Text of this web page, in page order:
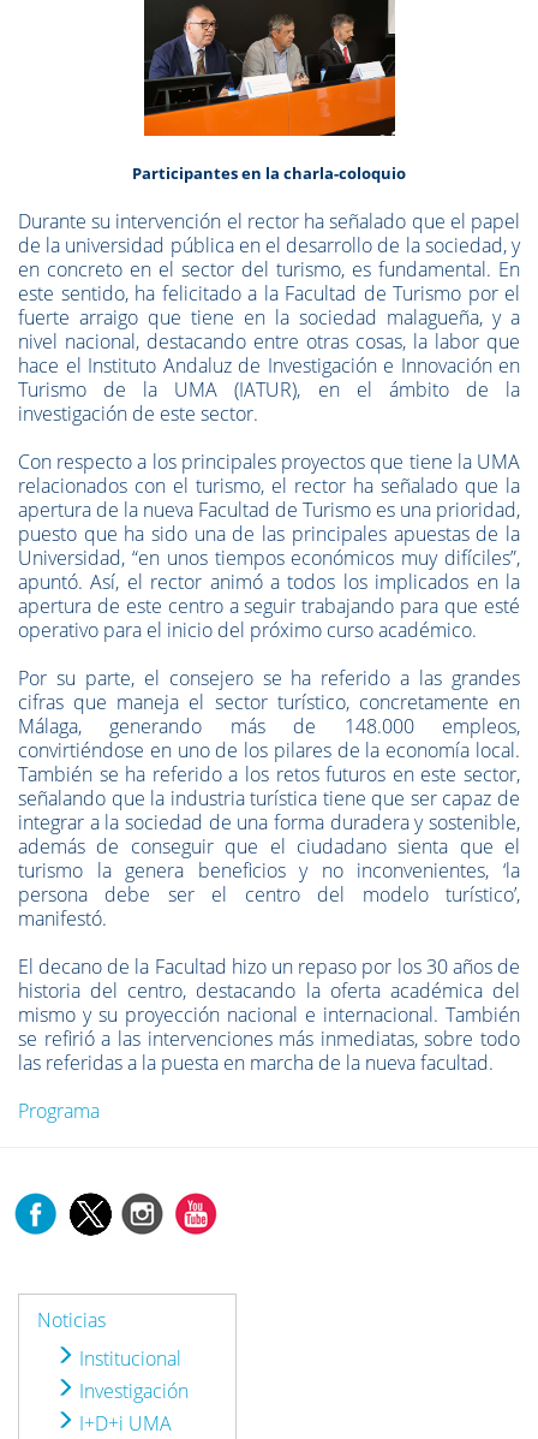
Participantes en la charla-coloquio
Durante su intervención el rector ha señalado que el papel
de la universidad pública en el desarrollo de la sociedad, y
en concreto en el sector del turismo, es fundamental. En
este sentido, ha felicitado a la Facultad de Turismo por el
fuerte arraigo que tiene en la sociedad malagueña, y a
nivel nacional, destacando entre otras cosas, la labor que
hace el Instituto Andaluz de Investigación e Innovación en
Turismo de la UMA (IATUR), en el ámbito de la
investigación de este sector.
Con respecto a los principales proyectos que tiene la UMA
relacionados con el turismo, el rector ha señalado que la
apertura de la nueva Facultad de Turismo es una prioridad,
puesto que ha sido una de las principales apuestas de la
Universidad, “en unos tiempos económicos muy difíciles”,
apuntó. Así, el rector animó a todos los implicados en la
apertura de este centro a seguir trabajando para que esté
operativo para el inicio del próximo curso académico.
Por su parte, el consejero se ha referido a las grandes
cifras que maneja el sector turístico, concretamente en
Málaga, generando más de 148.000 empleos,
convirtiéndose en uno de los pilares de la economía local.
También se ha referido a los retos futuros en este sector,
señalando que la industria turística tiene que ser capaz de
integrar a la sociedad de una forma duradera y sostenible,
además de conseguir que el ciudadano sienta que el
turismo la genera beneficios y no inconvenientes, ‘la
persona debe ser el centro del modelo turístico’,
manifestó.
El decano de la Facultad hizo un repaso por los 30 años de
historia del centro, destacando la oferta académica del
mismo y su proyección nacional e internacional. También
se refirió a las intervenciones más inmediatas, sobre todo
las referidas a la puesta en marcha de la nueva facultad.
Programa
Noticias
Institucional
Investigación
I+D+i UMA